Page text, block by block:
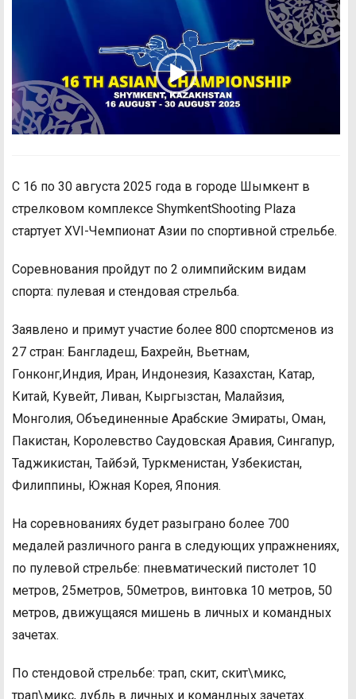
С 16 по 30 августа 2025 года в городе Шымкент в
стрелковом комплексе ShymkentShooting Plaza
стартует XVI-Чемпионат Азии по спортивной стрельбе.
Соревнования пройдут по 2 олимпийским видам
спорта: пулевая и стендовая стрельба.
Заявлено и примут участие более 800 спортсменов из
27 стран: Бангладеш, Бахрейн, Вьетнам,
Гонконг,Индия, Иран, Индонезия, Казахстан, Катар,
Китай, Кувейт, Ливан, Кыргызстан, Малайзия,
Монголия, Объединенные Арабские Эмираты, Оман,
Пакистан, Королевство Саудовская Аравия, Сингапур,
Таджикистан, Тайбэй, Туркменистан, Узбекистан,
Филиппины, Южная Корея, Япония.
На соревнованиях будет разыграно более 700
медалей различного ранга в следующих упражнениях,
по пулевой стрельбе: пневматический пистолет 10
метров, 25метров, 50метров, винтовка 10 метров, 50
метров, движущаяся мишень в личных и командных
зачетах.
По стендовой стрельбе: трап, скит, скит\микс,
трап\микс, дубль в личных и командных зачетах.